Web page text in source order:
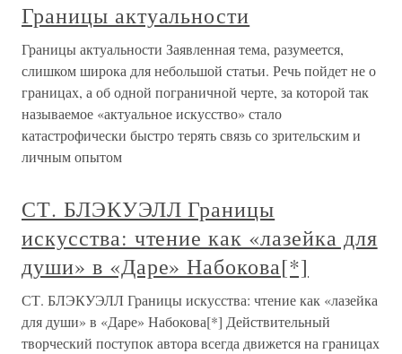
Границы актуальности
Границы актуальности Заявленная тема, разумеется,
слишком широка для небольшой статьи. Речь пойдет не о
границах, а об одной пограничной черте, за которой так
называемое «актуальное искусство» стало
катастрофически быстро терять связь со зрительским и
личным опытом
СТ. БЛЭКУЭЛЛ Границы
искусства: чтение как «лазейка для
души» в «Даре» Набокова[*]
СТ. БЛЭКУЭЛЛ Границы искусства: чтение как «лазейка
для души» в «Даре» Набокова[*] Действительный
творческий поступок автора всегда движется на границах